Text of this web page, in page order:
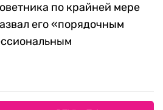
по крайней мере
его «порядочным